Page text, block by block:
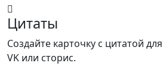
Цитаты
Создайте карточку с цитатой
VK или сторис.